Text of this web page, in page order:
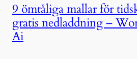
9 ömtåliga mallar för
gratis nedladdning –
Ai